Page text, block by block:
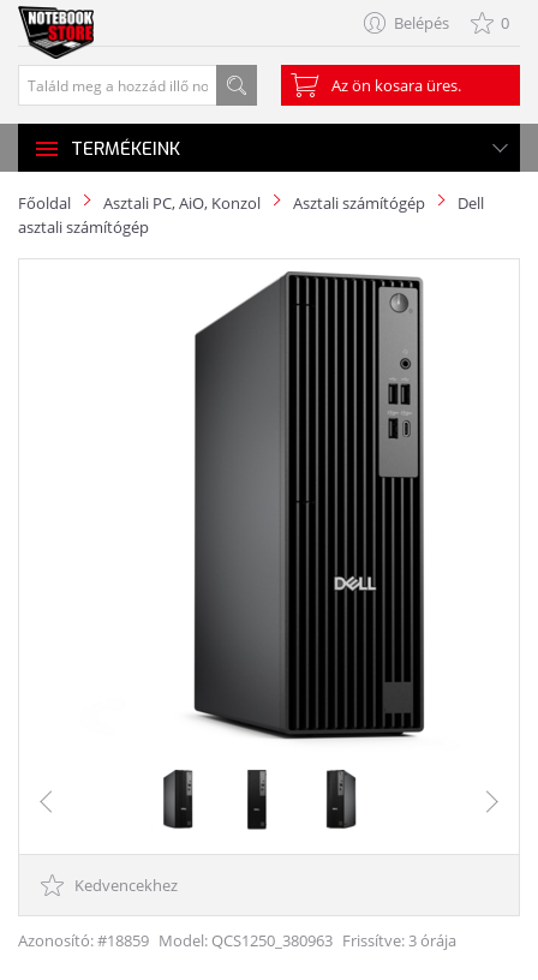
Belépés 0
Az ön kosara üres.
TERMÉKEINK
Főoldal Asztali PC, AiO, Konzol Asztali számítógép
Dell
asztali számítógép
Kedvencekhez
Azonosító: #18859 Model: QCS1250_380963 Frissítve: 3 órája